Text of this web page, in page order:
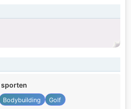
sporten
Bodybuilding Golf